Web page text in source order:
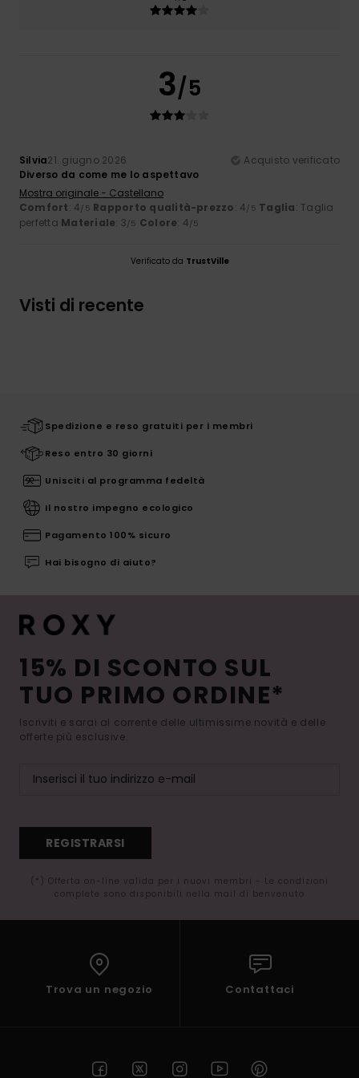
3/5
Silvia21. giugno 2026
Acquisto verificato
Diverso da come me lo aspettavo
Mostra originale - Castellano
Comfort: 4/5 Rapporto qualità-prezzo: 4/5 Taglia: Taglia
perfetta Materiale: 3/5 Colore: 4/5
Verificato da TrustVille
Visti di recente
Spedizione e reso gratuiti per i membri
Reso entro 30 giorni
Unisciti al programma fedeltà
Il nostro impegno ecologico
Pagamento 100% sicuro
Hai bisogno di aiuto?
15% DI SCONTO SUL
TUO PRIMO ORDINE*
Iscriviti e sarai al corrente delle ultimissime novità e delle
offerte più esclusive.
REGISTRARSI
(*) Offerta on-line valida per i nuovi membri - Le condizioni
complete sono disponibili nella mail di benvenuto
Trova un negozio Contattaci